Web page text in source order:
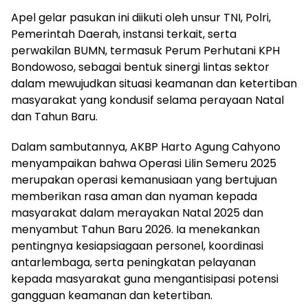
Apel gelar pasukan ini diikuti oleh unsur TNI, Polri,
Pemerintah Daerah, instansi terkait, serta
perwakilan BUMN, termasuk Perum Perhutani KPH
Bondowoso, sebagai bentuk sinergi lintas sektor
dalam mewujudkan situasi keamanan dan ketertiban
masyarakat yang kondusif selama perayaan Natal
dan Tahun Baru.
Dalam sambutannya, AKBP Harto Agung Cahyono
menyampaikan bahwa Operasi Lilin Semeru 2025
merupakan operasi kemanusiaan yang bertujuan
memberikan rasa aman dan nyaman kepada
masyarakat dalam merayakan Natal 2025 dan
menyambut Tahun Baru 2026. Ia menekankan
pentingnya kesiapsiagaan personel, koordinasi
antarlembaga, serta peningkatan pelayanan
kepada masyarakat guna mengantisipasi potensi
gangguan keamanan dan ketertiban.